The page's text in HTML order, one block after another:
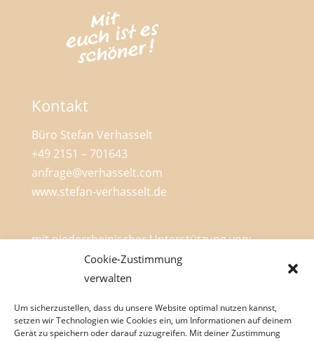
Cookie-Zustimmung
verwalten
Um sicherzustellen, dass du unsere Website optimal nutzen kannst,
setzen wir Technologien wie Cookies ein, um Informationen auf deinem
Gerät zu speichern oder darauf zuzugreifen. Mit deiner Zustimmung
Kontakt
Büro Stefan Verhasselt
+49 2151 – 701643
anfrage@verhasselt.com
www.stefan-verhasselt.de
mit niederrheinischer Unterstützung von: